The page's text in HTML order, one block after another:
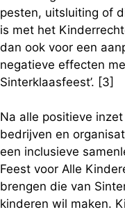
pesten, uitsluiting of
is met het
dan ook voor een
negatieve effecten
Sinterklaasfeest’. [3]
Na alle positieve
bedrijven en
een inclusieve
Feest voor Alle
brengen die van
kinderen wil maken.